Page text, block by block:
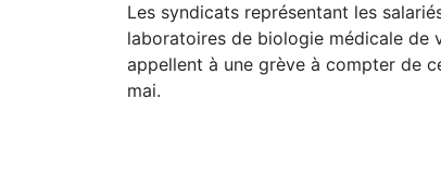
Les syndicats représentant les
laboratoires de biologie médicale de
appellent à une grève à compter de
mai.